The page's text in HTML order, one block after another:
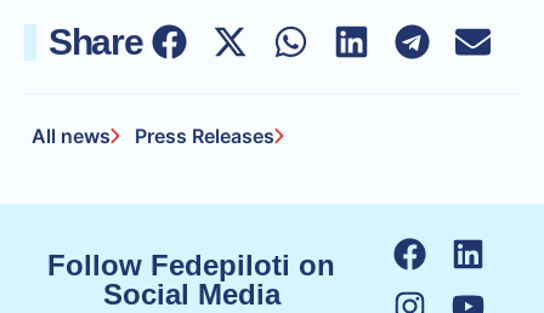
Share
All news Press Releases
Follow Fedepiloti on
Social Media